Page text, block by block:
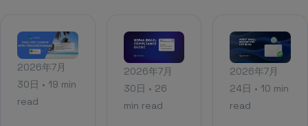
2026年7月
30日 • 19 min
read
2026年7月
30日 • 26
min read
2026年7月
24日 • 10 min
read